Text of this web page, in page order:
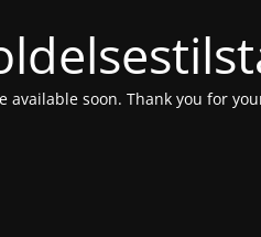
available soon. Thank you for